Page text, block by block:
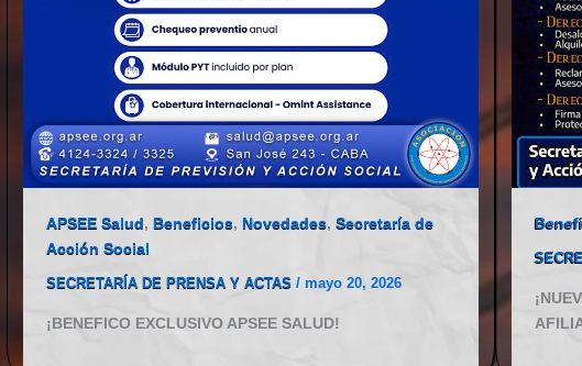
APSEE Salud, Beneficios, Novedades, Secretaría de
Acción Social
SECRETARÍA DE PRENSA Y ACTAS / mayo 20, 2026
¡BENEFICO EXCLUSIVO APSEE SALUD!